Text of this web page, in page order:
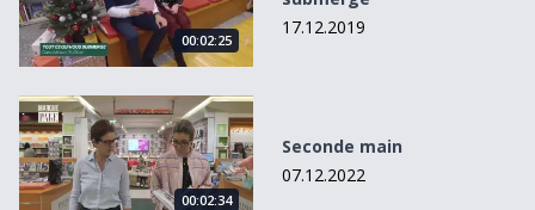
00:02:25
17.12.2019
Seconde main
00:02:34
Seconde main
07.12.2022